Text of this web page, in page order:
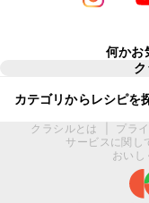
何かお
カテゴリからレシピを
クラシルとは プラ
サービスに関し
おい